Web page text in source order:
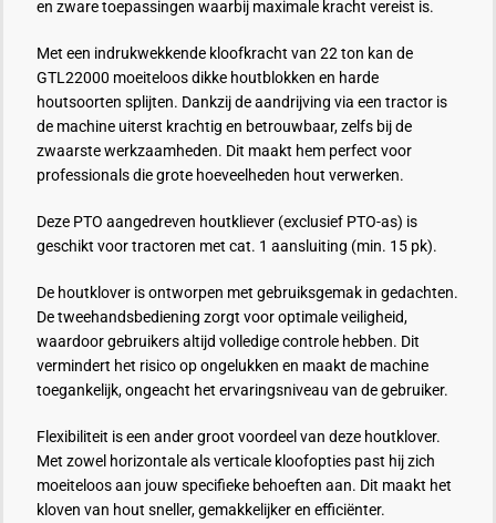
en zware toepassingen waarbij maximale kracht vereist is.
Met een indrukwekkende kloofkracht van 22 ton kan de
GTL22000 moeiteloos dikke houtblokken en harde
houtsoorten splijten. Dankzij de aandrijving via een tractor is
de machine uiterst krachtig en betrouwbaar, zelfs bij de
zwaarste werkzaamheden. Dit maakt hem perfect voor
professionals die grote hoeveelheden hout verwerken.
Deze PTO aangedreven houtkliever (exclusief PTO-as) is
geschikt voor tractoren met cat. 1 aansluiting (min. 15 pk).
De houtklover is ontworpen met gebruiksgemak in gedachten.
De tweehandsbediening zorgt voor optimale veiligheid,
waardoor gebruikers altijd volledige controle hebben. Dit
vermindert het risico op ongelukken en maakt de machine
toegankelijk, ongeacht het ervaringsniveau van de gebruiker.
Flexibiliteit is een ander groot voordeel van deze houtklover.
Met zowel horizontale als verticale kloofopties past hij zich
moeiteloos aan jouw specifieke behoeften aan. Dit maakt het
kloven van hout sneller, gemakkelijker en efficiënter.